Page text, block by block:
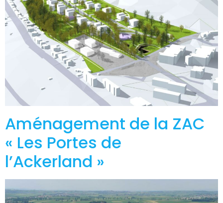
Aménagement de la ZAC
« Les Portes de
l’Ackerland »